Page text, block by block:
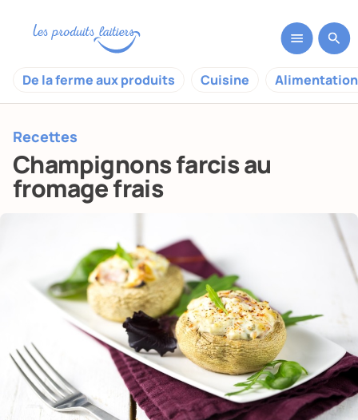
De la ferme aux produits Cuisine
Recettes
Champignons farcis au
fromage frais